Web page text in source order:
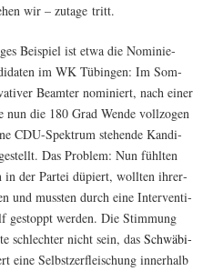
wir – zuta­ge tritt.
Bei­spiel ist etwa die Nomi­nie­
im WK Tübin­gen: Im Som­
Beam­ter nomi­niert, nach einer
nun die 180 Grad Wen­de voll­zo­gen
CDU-Spek­trum ste­hen­de Kan­di­
Das Pro­blem: Nun fühl­ten
in der Par­tei düpiert, woll­ten ihrer­
und muss­ten durch eine Inter­ven­ti­
gestoppt wer­den. Die Stim­mung
schlech­ter nicht sein, das Schwä­bi­
eine Selbst­zer­flei­schung inner­halb